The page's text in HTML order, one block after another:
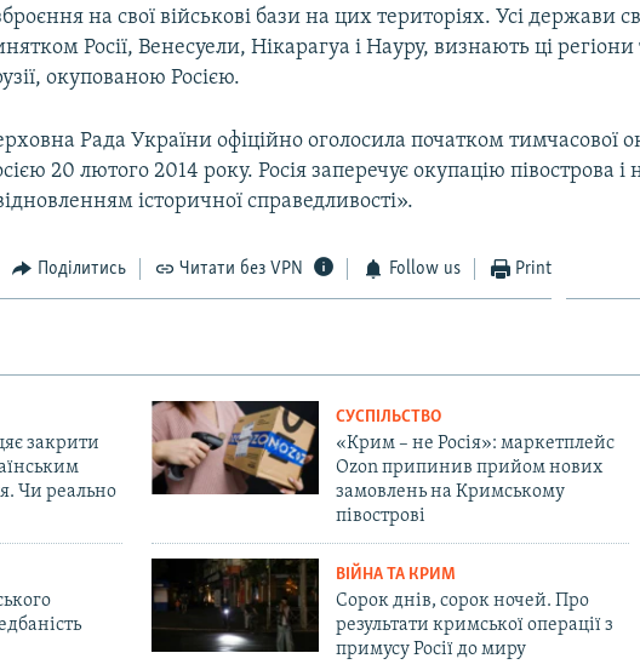
на свої військові бази на цих територіях. Усі держави
Росії, Венесуели, Нікарагуа і Науру, визнають ці
окупованою Росією.
Рада України офіційно оголосила початком тимчасової
20 лютого 2014 року. Росія заперечує окупацію півострова і
історичної справедливості».
Поділитись Читати без VPN Follow us Print
закрити
Чи реально
СУСПІЛЬСТВО
«Крим – не Росія»: маркетплейс
Ozon припинив прийом нових
замовлень на Кримському
півострові
ВІЙНА ТА КРИМ
Сорок днів, сорок ночей. Про
результати кримської операції з
примусу Росії до миру